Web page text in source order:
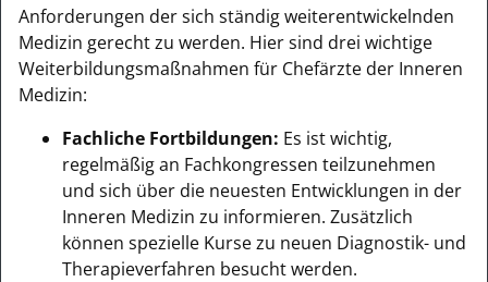
Anforderungen der sich ständig weiterentwickelnden
Medizin gerecht zu werden. Hier sind drei wichtige
Weiterbildungsmaßnahmen für Chefärzte der Inneren
Medizin:
Fachliche Fortbildungen: Es ist wichtig,
regelmäßig an Fachkongressen teilzunehmen
und sich über die neuesten Entwicklungen in der
Inneren Medizin zu informieren. Zusätzlich
können spezielle Kurse zu neuen Diagnostik- und
Therapieverfahren besucht werden.